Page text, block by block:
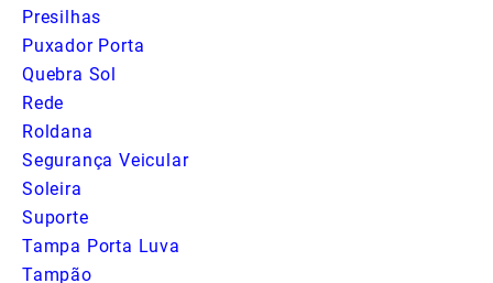
Presilhas
Puxador Porta
Quebra Sol
Rede
Roldana
Segurança Veicular
Soleira
Suporte
Tampa Porta Luva
Tampão